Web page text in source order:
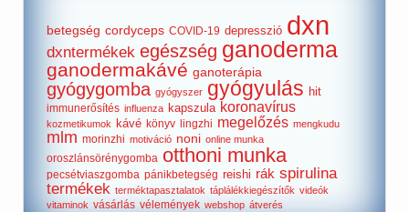
betegség cordyceps COVID-19 depresszió dxn
dxntermékek egészség ganoderma
ganodermakávé ganoterápia
gyógygomba gyógyszer gyógyulás hit
immunerősítés influenza kapszula koronavírus
kozmetikumok kávé könyv lingzhi megelőzés mengkudu
mlm morinzhi motiváció noni online munka
oroszlánsörénygomba otthoni munka
pecsétviaszgomba pánikbetegség reishi rák spirulina
termékek terméktapasztalatok táplálékkiegészítők videók
vitaminok vásárlás vélemények webshop átverés